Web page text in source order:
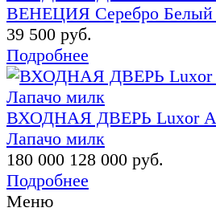
ВЕНЕЦИЯ Серебро Белый
39 500 руб.
Подробнее
ВХОДНАЯ ДВЕРЬ Luxor
Лапачо милк
180 000 128 000 руб.
Подробнее
Меню